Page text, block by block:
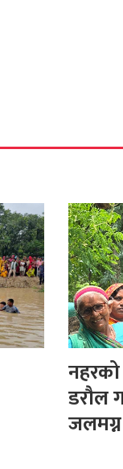
डरौल
जलमग्न